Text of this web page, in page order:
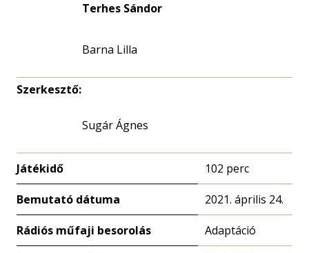
Terhes Sándor
Barna Lilla
Szerkesztő:
Sugár Ágnes
Játékidő 102 perc
Bemutató dátuma 2021. április 24.
Rádiós műfaji besorolás Adaptáció